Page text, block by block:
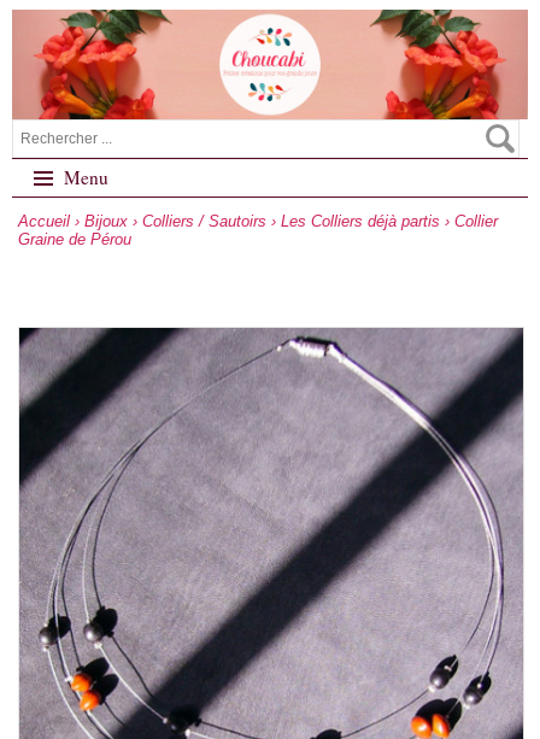
Menu
Accueil › Bijoux › Colliers / Sautoirs › Les Colliers déjà partis › Collier
Graine de Pérou